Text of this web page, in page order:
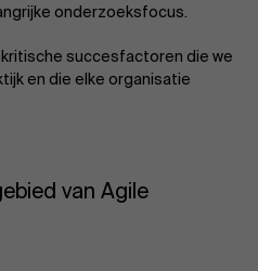
onderzoeksfocus.
succesfactoren die we
en die elke organisatie
van Agile